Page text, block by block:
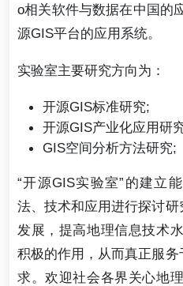
o相关软件与数据在中国的
源GIS平台的应用系统。
实验室主要研究方向为：
开源GIS标准研究;
开源GIS产业化应用研
GIS空间分析方法研究;
“开源GIS实验室”的建立
法、技术和应用进行探讨
发展，提高地理信息技术
积极的作用，从而真正服
求。欢迎社会各界关心地